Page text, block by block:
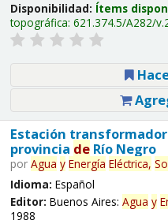
Disponibilidad: Ítems
topográfica: 621.374.5/A282/
Estación
provincia deRío Negro
por Agua y Energía Eléctrica,
Idioma: Español
Editor: Buenos Aires: Agua y
1988